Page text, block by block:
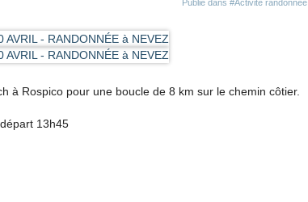
Publié dans #Activité randonnée
à Rospico pour une boucle de 8 km sur le chemin côtier.
13h45